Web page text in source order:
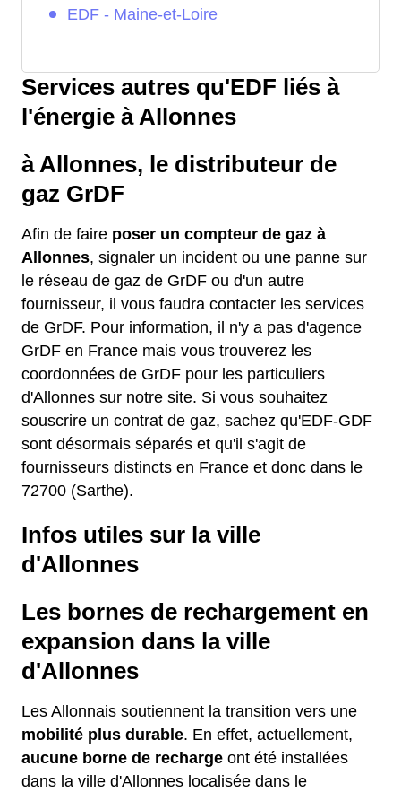
EDF - Maine-et-Loire
Services autres qu'EDF liés à
l'énergie à Allonnes
à Allonnes, le distributeur de
gaz GrDF
Afin de faire poser un compteur de gaz à
Allonnes, signaler un incident ou une panne sur
le réseau de gaz de GrDF ou d'un autre
fournisseur, il vous faudra contacter les services
de GrDF. Pour information, il n'y a pas d'agence
GrDF en France mais vous trouverez les
coordonnées de GrDF pour les particuliers
d'Allonnes sur notre site. Si vous souhaitez
souscrire un contrat de gaz, sachez qu'EDF-GDF
sont désormais séparés et qu'il s'agit de
fournisseurs distincts en France et donc dans le
72700 (Sarthe).
Infos utiles sur la ville
d'Allonnes
Les bornes de rechargement en
expansion dans la ville
d'Allonnes
Les Allonnais soutiennent la transition vers une
mobilité plus durable. En effet, actuellement,
aucune borne de recharge ont été installées
dans la ville d'Allonnes localisée dans le